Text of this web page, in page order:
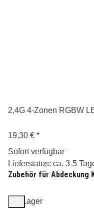
2,4G 4-Zonen RGBW
19,30 € *
Sofort verfügbar
Lieferstatus: ca. 3-5
Zubehör für Abdeckung
Auf Lager